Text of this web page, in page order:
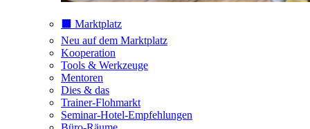
⬛️ Marktplatz
Neu auf dem Marktplatz
Kooperation
Tools & Werkzeuge
Mentoren
Dies & das
Trainer-Flohmarkt
Seminar-Hotel-Empfehlungen